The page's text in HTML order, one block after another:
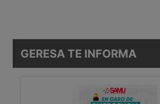
GERESA TE INFORMA